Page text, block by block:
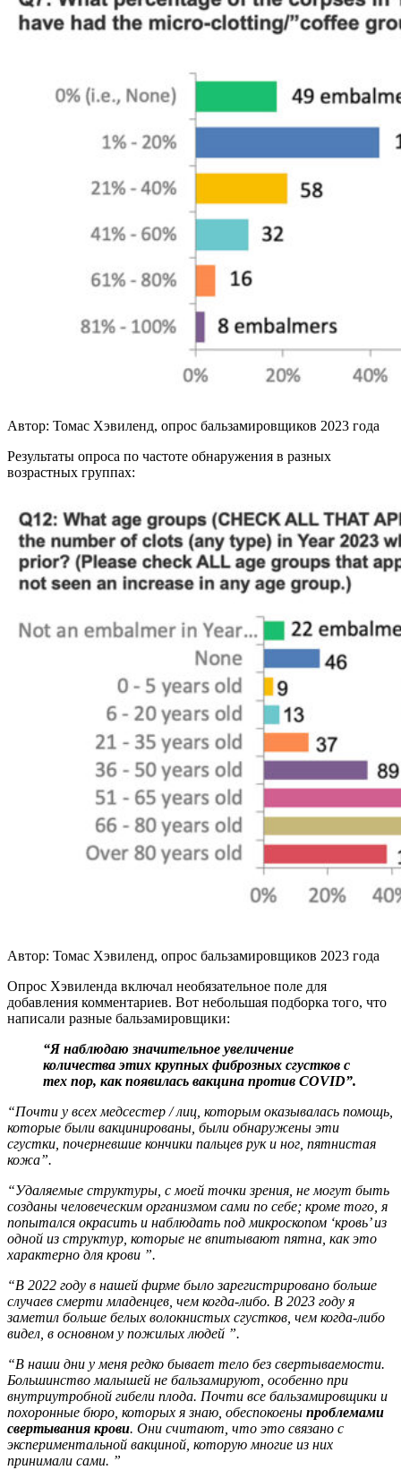
Автор: Томас Хэвиленд, опрос бальзамировщиков 2023 года
Результаты опроса по частоте обнаружения в разных
возрастных группах:
Автор: Томас Хэвиленд, опрос бальзамировщиков 2023 года
Опрос Хэвиленда включал необязательное поле для
добавления комментариев. Вот небольшая подборка того, что
написали разные бальзамировщики:
“Я наблюдаю значительное увеличение
количества этих крупных фиброзных сгустков с
тех пор, как появилась вакцина против COVID”.
“Почти у всех медсестер / лиц, которым оказывалась помощь,
которые были вакцинированы, были обнаружены эти
сгустки, почерневшие кончики пальцев рук и ног, пятнистая
кожа”.
“Удаляемые структуры, с моей точки зрения, не могут быть
созданы человеческим организмом сами по себе; кроме того, я
попытался окрасить и наблюдать под микроскопом ‘кровь’ из
одной из структур, которые не впитывают пятна, как это
характерно для крови ”.
“В 2022 году в нашей фирме было зарегистрировано больше
случаев смерти младенцев, чем когда-либо. В 2023 году я
заметил больше белых волокнистых сгустков, чем когда-либо
видел, в основном у пожилых людей ”.
“В наши дни у меня редко бывает тело без свертываемости.
Большинство малышей не бальзамируют, особенно при
внутриутробной гибели плода. Почти все бальзамировщики и
похоронные бюро, которых я знаю, обеспокоены проблемами
свертывания крови. Они считают, что это связано с
экспериментальной вакциной, которую многие из них
принимали сами. ”